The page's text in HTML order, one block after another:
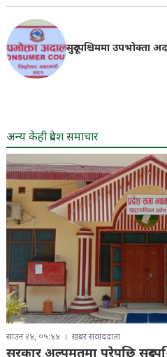
सुदूरपश्चिममा उपभोक्ता
अन्य केही प्रदेश समाचार
साउन २४, ०५:४४ खबर संवाददाता